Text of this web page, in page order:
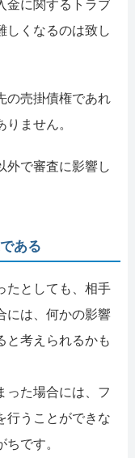
金に関するトラブ
しくなるのは致し
の売掛債権であれ
ません。
外で審査に影響し
ある
たとしても、相手
には、何かの影響
と考えられるかも
った場合には、フ
行うことができな
です。